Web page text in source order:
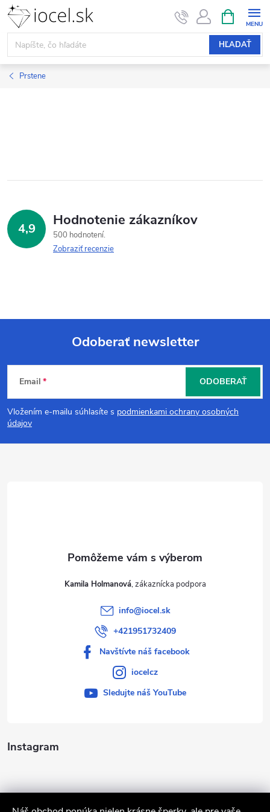
Prejsť
obsah
HĽADAŤ
KOŠÍK
Prstene
4,9 Hodnotenie zákazníkov
500 hodnotení
Zobraziť recenzie
Z
á
p
Odoberať newsletter
Email
Vložením e-mailu súhlasíte s podmienkami ochrany osobných
údajov
ODOBERAŤ
Instagram
Kamila Holmanová
info@iocel.sk
+421951732409
Navštívte náš facebook
iocelcz
Sledujte náš YouTube